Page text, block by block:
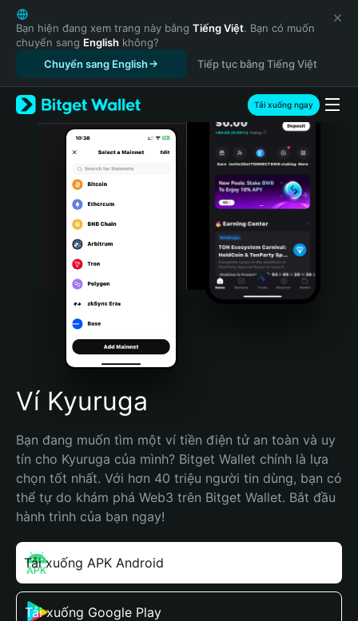
English
日本語
Tiếng Việt
Русский
Español (Latinoamérica)
Türkçe
Italiano
Português (Portugal)
Bahasa Indonesia
Português (Brasil)
Español (Argentina)
Bạn hiện đang xem trang này bằng Tiếng Việt. Bạn có muốn
chuyển sang English không?
Chuyển sang English
Tiếp tục bằng Tiếng Việt
Tải xuống ngay
Ví Kyuruga
Bạn đang muốn tìm một ví tiền điện tử an toàn và uy
tín cho Kyuruga của mình? Bitget Wallet chính là lựa
chọn tốt nhất. Với hơn 40 triệu người tin dùng, bạn có
thể tự do khám phá Web3 trên Bitget Wallet. Bắt đầu
hành trình của bạn ngay!
Tải xuống APK Android
Tải xuống Google Play